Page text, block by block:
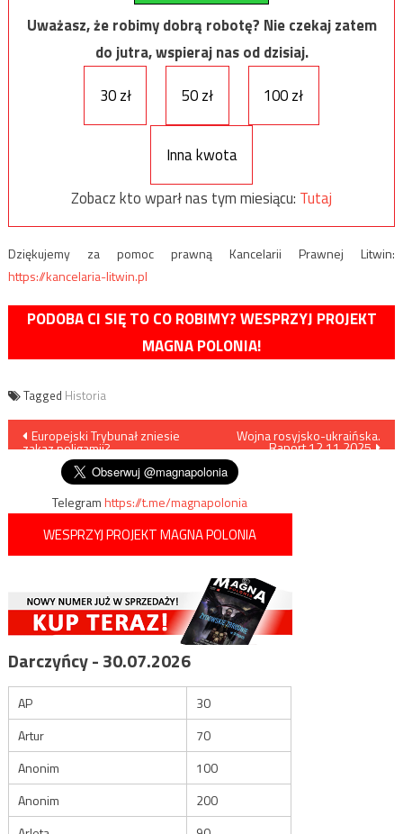
Uważasz, że robimy dobrą robotę? Nie czekaj zatem
do jutra, wspieraj nas od dzisiaj.
30 zł
50 zł 100 zł
Inna kwota
Zobacz kto wparł nas tym miesiącu: Tutaj
Dziękujemy za pomoc prawną Kancelarii Prawnej Litwin:
https://kancelaria-litwin.pl
PODOBA CI SIĘ TO CO ROBIMY? WESPRZYJ PROJEKT
MAGNA POLONIA!
Tagged Historia
Nawigacja
wpisu
Europejski Trybunał zniesie
zakaz poligamii?
Wojna rosyjsko-ukraińska.
Raport 12.11.2025
Telegramhttps://t.me/magnapolonia
WESPRZYJ PROJEKT MAGNA POLONIA
Darczyńcy - 30.07.2026
AP
30
Artur
70
Anonim
100
Anonim
200